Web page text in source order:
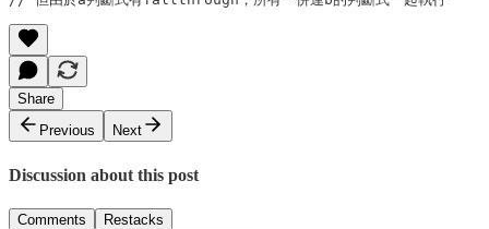
Share
Previous
Next
Discussion about this post
Comments Restacks